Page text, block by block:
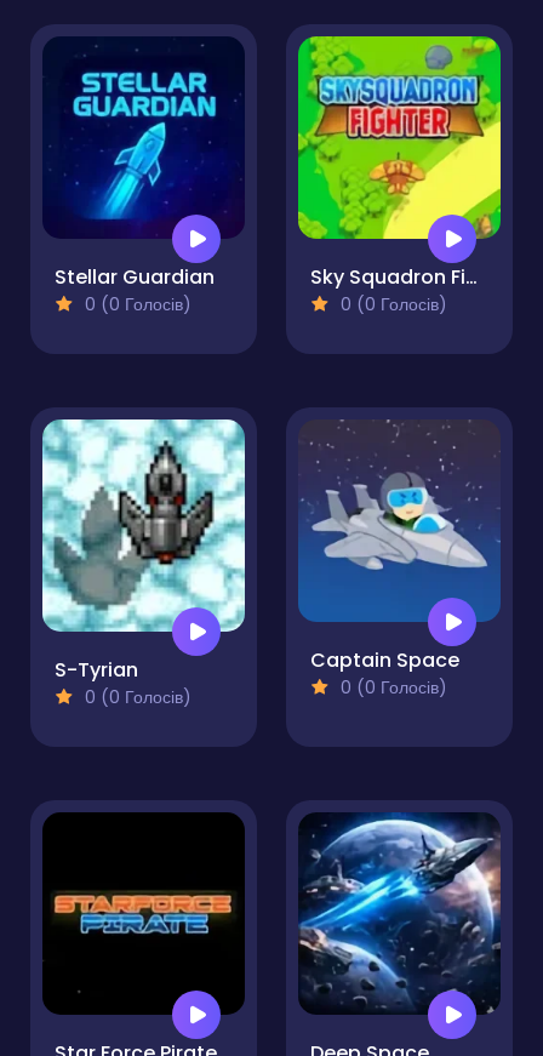
Stellar Guardian
0 (0 Голосів)
Sky Squadron Fighter
0 (0 Голосів)
S-Tyrian
0 (0 Голосів)
Captain Space
0 (0 Голосів)